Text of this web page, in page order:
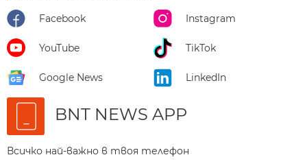
Facebook Instagram
YouTube TikTok
Google News LinkedIn
BNT NEWS APP
Всичко най-важно в твоя телефон